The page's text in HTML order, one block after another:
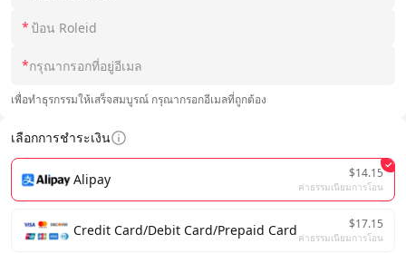
*
*
เพื่อทำธุรกรรมให้เสร็จสมบูรณ์ กรุณากรอกอีเมลที่ถูกต้อง
เลือกการชำระเงิน
Alipay $14.15
ค่าธรรมเนียมการโอน
Credit Card/Debit Card/Prepaid Card $17.15
ค่าธรรมเนียมการโอน